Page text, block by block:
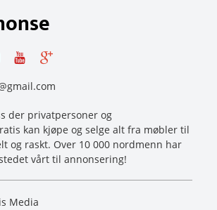
der privatpersoner og
kan kjøpe og selge alt fra møbler til
og raskt. Over 10 000 nordmenn har
vårt til annonsering!
Media